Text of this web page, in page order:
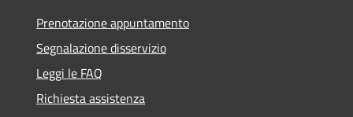
Prenotazione appuntamento
Segnalazione disservizio
Leggi le FAQ
Richiesta assistenza